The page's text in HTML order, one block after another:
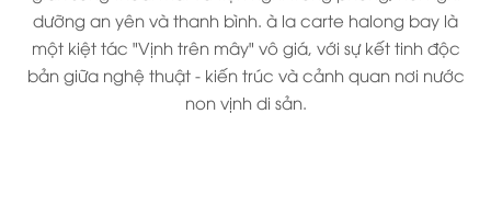
dưỡng an yên và thanh bình. à la carte halong bay là
một kiệt tác "Vịnh trên mây" vô giá, với sự kết tinh độc
bản giữa nghệ thuật - kiến trúc và cảnh quan nơi nước
non vịnh di sản.